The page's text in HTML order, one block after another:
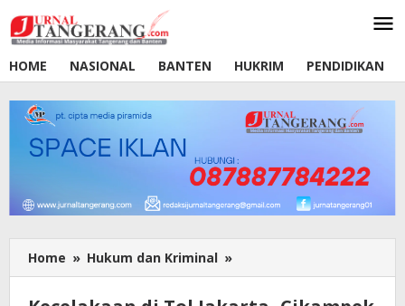
ke
konten
HOME
NASIONAL BANTEN HUKRIM PENDIDIKAN
Home » Hukum dan Kriminal »
di